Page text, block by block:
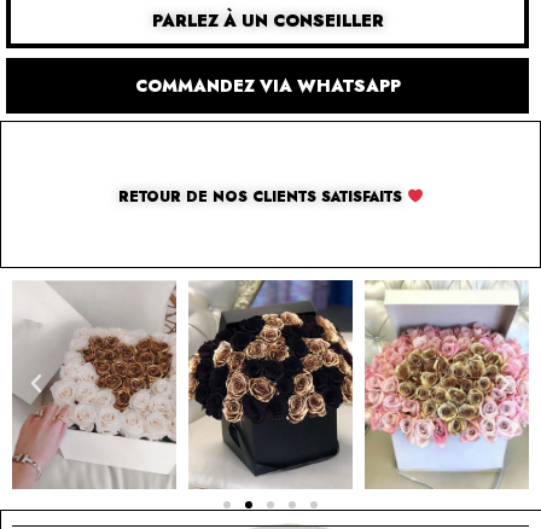
PARLEZ À UN CONSEILLER
COMMANDEZ VIA WHATSAPP
RETOUR DE NOS CLIENTS SATISFAITS